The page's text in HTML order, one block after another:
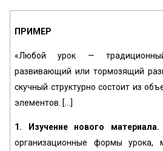
ПРИМЕР
«Любой урок —
развивающий или тормозящий
скучный структурно состоит из
элементов. [...]
1. Изучение нового материала.
организационные формы урока,